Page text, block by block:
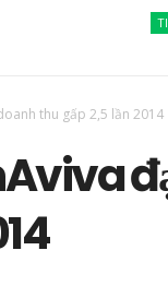
TIN
thu gấp 2,5 lần 2014